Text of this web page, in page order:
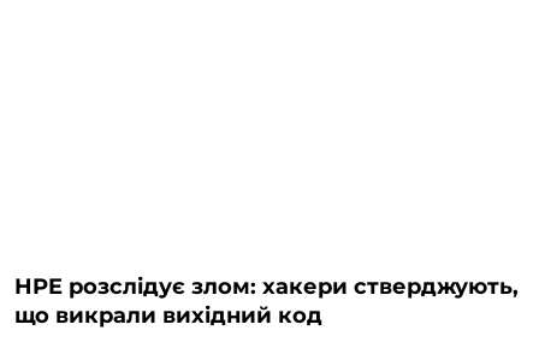
HPE розслідує злом: хакери стверджують,
що викрали вихідний код